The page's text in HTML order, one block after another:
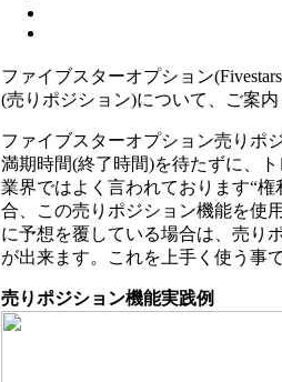
ファイブスターオプション
(売りポジション)について、ご案内
ファイブスターオプション売りポ
満期時間(終了時間)を待たずに、
業界ではよく言われております“
合、この売りポジション機能を使
に予想を覆している場合は、売り
が出来ます。これを上手く使う事
売りポジション機能実践例